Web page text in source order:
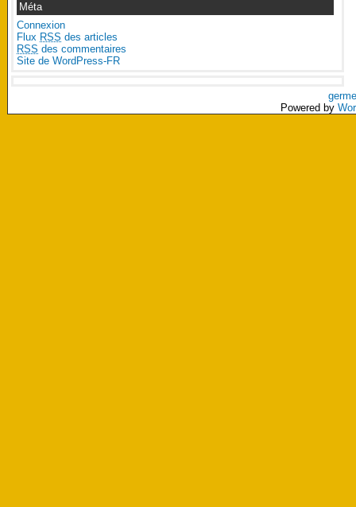
Méta
Connexion
Flux RSS des articles
RSS des commentaires
Site de WordPress-FR
Powered by